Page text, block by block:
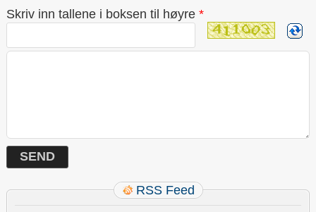
Skriv inn tallene i boksen til høyre *
RSS Feed